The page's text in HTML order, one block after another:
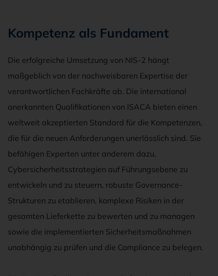
Kompetenz als Fundament
Die erfolgreiche Umsetzung von NIS-2 hängt
maßgeblich von der nachweisbaren Expertise der
verantwortlichen Fachkräfte ab. Die international
anerkannten Qualifikationen von ISACA bieten einen
weltweit akzeptierten Standard für die Kompetenzen,
die für die neuen Anforderungen unerlässlich sind. Sie
befähigen Experten unter anderem dazu,
Cybersicherheitsstrategien auf Führungsebene zu
entwickeln und zu steuern, robuste Governance-
Strukturen zu etablieren, komplexe Risiken in der
gesamten Lieferkette zu bewerten und zu managen
sowie die implementierten Sicherheitsmaßnahmen
unabhängig zu prüfen und die Compliance zu belegen.